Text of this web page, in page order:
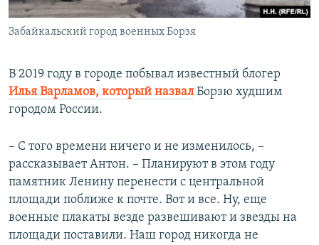
Забайкальский город военных Борзя
В 2019 году в городе побывал известный блогер
Илья Варламов, который назвалБорзю худшим
городом России.
– С того времени ничего и не изменилось, –
рассказывает Антон. – Планируют в этом году
памятник Ленину перенести с центральной
площади поближе к почте. Вот и все. Ну, еще
военные плакаты везде развешивают и звезды на
площади поставили. Наш город никогда не